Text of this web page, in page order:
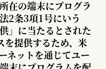
在の端末にプログラ
2条3項1号にいう
」に当たるとされた
提供するため、米
ネットを通じてユー